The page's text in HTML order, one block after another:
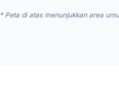
* Peta di atas menunjukkan area